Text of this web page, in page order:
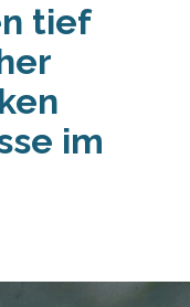
tief
im